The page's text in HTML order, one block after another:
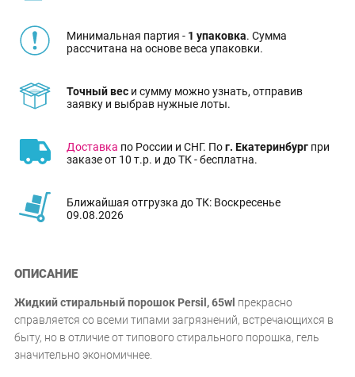
Минимальная партия - 1 упаковка. Сумма
рассчитана на основе веса упаковки.
Точный вес и сумму можно узнать, отправив
заявку и выбрав нужные лоты.
Доставка по России и СНГ. Пог. Екатеринбург при
заказе от 10 т.р. и до ТК - бесплатна.
Ближайшая отгрузка до ТК: Воскресенье
09.08.2026
ОПИСАНИЕ
Жидкий стиральный порошок Persil, 65wl прекрасно
справляется со всеми типами загрязнений, встречающихся в
быту, но в отличие от типового стирального порошка, гель
значительно экономичнее.